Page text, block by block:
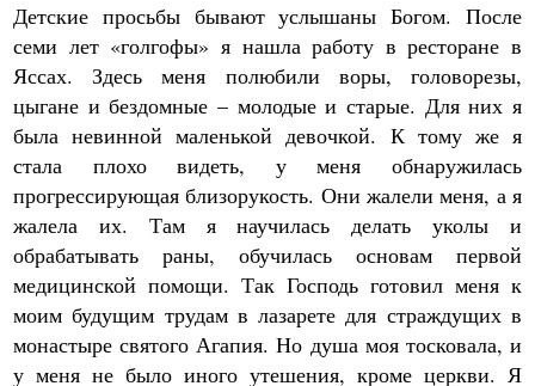
Детские просьбы бывают услышаны Богом. После
семи лет «голгофы» я нашла работу в ресторане в
Яссах. Здесь меня полюбили воры, головорезы,
цыгане и бездомные – молодые и старые. Для них я
была невинной маленькой девочкой. К тому же я
стала плохо видеть, у меня обнаружилась
прогрессирующая близорукость. Они жалели меня, а я
жалела их. Там я научилась делать уколы и
обрабатывать раны, обучилась основам первой
медицинской помощи. Так Господь готовил меня к
моим будущим трудам в лазарете для страждущих в
монастыре святого Агапия. Но душа моя тосковала, и
у меня не было иного утешения, кроме церкви. Я